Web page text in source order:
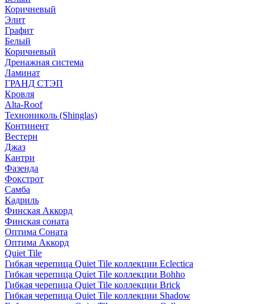
Коричневый
Элит
Графит
Белый
Коричневый
Дренажная система
Ламинат
ГРАНД СТЭП
Кровля
Alta-Roof
Технониколь (Shinglas)
Континент
Вестерн
Джаз
Кантри
Фазенда
Фокстрот
Самба
Кадриль
Финская Аккорд
Финская соната
Оптима Соната
Оптима Аккорд
Quiet Tile
Гибкая черепица Quiet Tile коллекции Eclectica
Гибкая черепица Quiet Tile коллекции Bohho
Гибкая черепица Quiet Tile коллекции Brick
Гибкая черепица Quiet Tile коллекции Shadow